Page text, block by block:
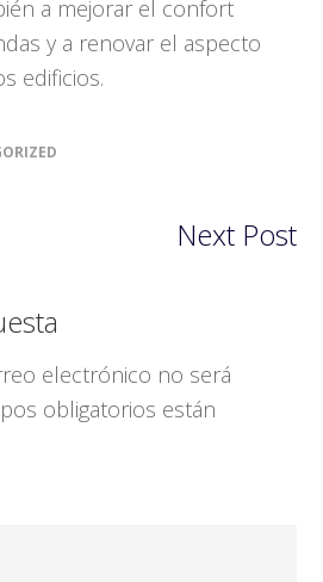
a mejorar el confort
y a renovar el aspecto
edificios.
Next Post
electrónico no será
obligatorios están